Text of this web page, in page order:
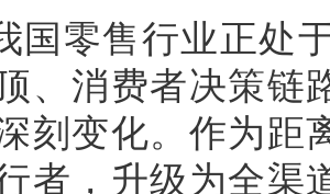
国零售行业正处
、消费者决策链
刻变化。作为距
者，升级为全渠